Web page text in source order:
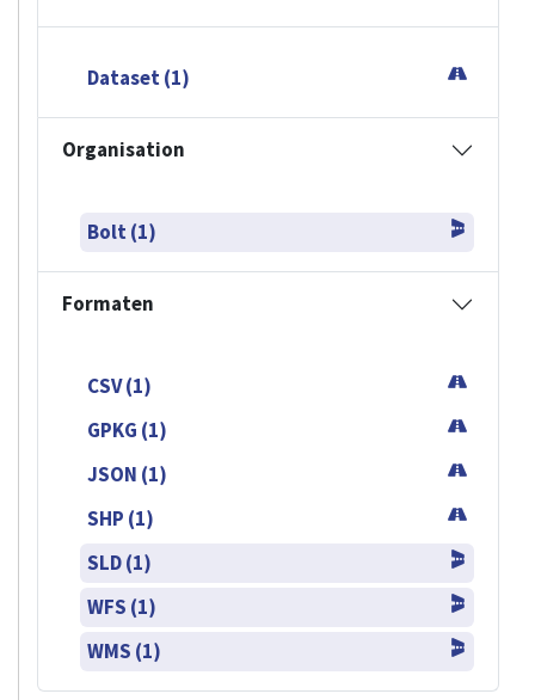
Dataset (1)
Organisation
Bolt (1)
Formaten
CSV (1)
GPKG (1)
JSON (1)
SHP (1)
SLD (1)
WFS (1)
WMS (1)